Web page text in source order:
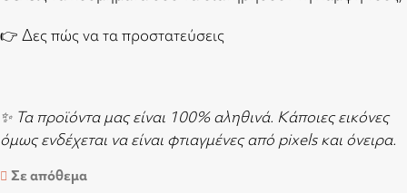
👉 Δες πώς να τα προστατεύσεις
✨ Τα προϊόντα μας είναι 100% αληθινά. Κάποιες εικόνες
όμως ενδέχεται να είναι φτιαγμένες από pixels και όνειρα.
Σε απόθεμα